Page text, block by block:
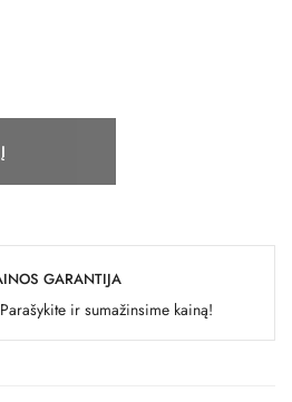
GARANTIJA
ir sumažinsime kainą!